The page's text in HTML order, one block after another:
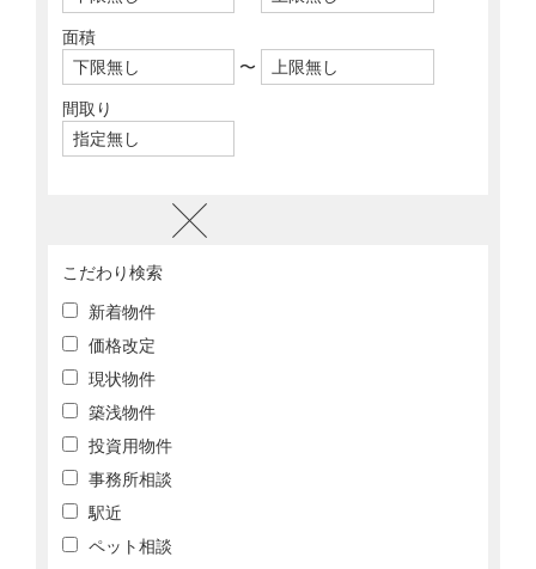
面積
〜
間取り
こだわり検索
新着物件
価格改定
現状物件
築浅物件
投資用物件
事務所相談
駅近
ペット相談